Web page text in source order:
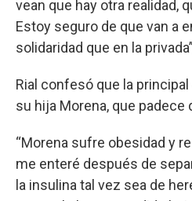
vean que hay otra realidad,
Estoy seguro de que van a
solidaridad que en la
Rial confesó que la
su hija Morena, que padece
“Morena sufre obesidad y
me enteré después de
la insulina tal vez sea de